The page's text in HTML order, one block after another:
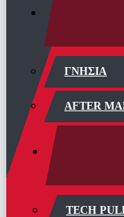
ΓΝΗΣΙΑ
AFTER
TECH